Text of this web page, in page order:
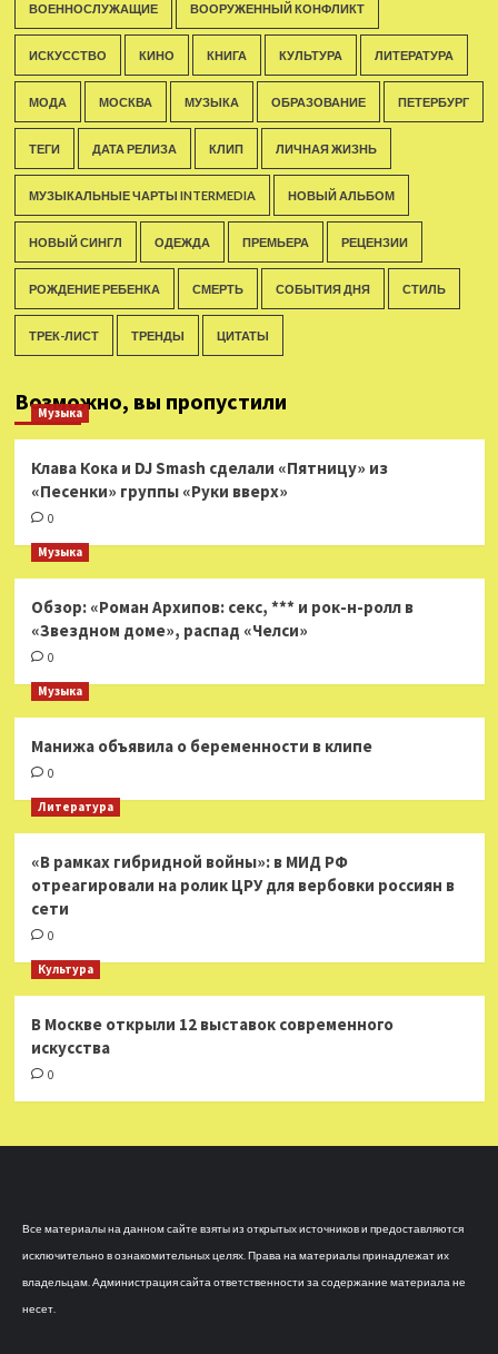
ВОЕННОСЛУЖАЩИЕ ВООРУЖЕННЫЙ КОНФЛИКТ
ИСКУССТВО КИНО КНИГА КУЛЬТУРА ЛИТЕРАТУРА
МОДА МОСКВА МУЗЫКА ОБРАЗОВАНИЕ ПЕТЕРБУРГ
ТЕГИ ДАТА РЕЛИЗА КЛИП ЛИЧНАЯ ЖИЗНЬ
МУЗЫКАЛЬНЫЕ ЧАРТЫ INTERMEDIA НОВЫЙ АЛЬБОМ
НОВЫЙ СИНГЛ ОДЕЖДА ПРЕМЬЕРА РЕЦЕНЗИИ
РОЖДЕНИЕ РЕБЕНКА СМЕРТЬ СОБЫТИЯ ДНЯ СТИЛЬ
ТРЕК-ЛИСТ ТРЕНДЫ ЦИТАТЫ
Возможно, вы пропустили
Музыка
Клава Кока и DJ Smash сделали «Пятницу» из
«Песенки» группы «Руки вверх»
0
Музыка
Обзор: «Роман Архипов: секс, *** и рок-н-ролл в
«Звездном доме», распад «Челси»
0
Музыка
Манижа объявила о беременности в клипе
0
Литература
«В рамках гибридной войны»: в МИД РФ
отреагировали на ролик ЦРУ для вербовки россиян в
сети
0
Культура
В Москве открыли 12 выставок современного
искусства
0
Все материалы на данном сайте взяты из открытых источников и предоставляются
исключительно в ознакомительных целях. Права на материалы принадлежат их
владельцам. Администрация сайта ответственности за содержание материала не
несет.